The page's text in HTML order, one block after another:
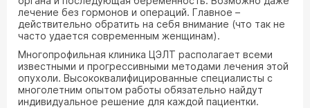
лечение без гормонов и операций. Главное –
действительно обратить на себя внимание (что так не
часто удается современным женщинам).
Многопрофильная клиника ЦЭЛТ располагает всеми
известными и прогрессивными методами лечения этой
опухоли. Высококвалифицированные специалисты с
многолетним опытом работы обязательно найдут
индивидуальное решение для каждой пациентки.